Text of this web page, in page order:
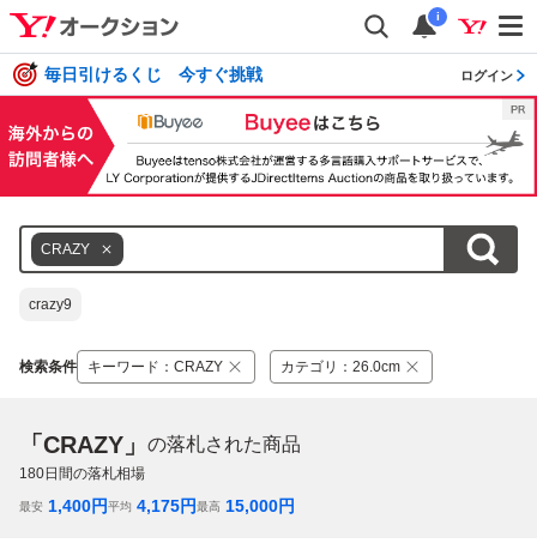
i
毎日引けるくじ 今すぐ挑戦 ログイン
CRAZY
crazy9
検索条件 キーワード ： CRAZY カテゴリ ： 26.0cm
「CRAZY」 の落札された商品
180日間の落札相場
最安 1,400円平均 4,175円最高 15,000円